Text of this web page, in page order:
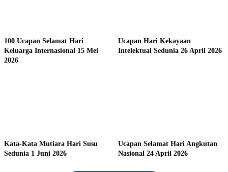
100 Ucapan Selamat Hari
Keluarga Internasional 15 Mei
2026
Ucapan Hari Kekayaan
Intelektual Sedunia 26 April 2026
Kata-Kata Mutiara Hari Susu
Sedunia 1 Juni 2026
Ucapan Selamat Hari Angkutan
Nasional 24 April 2026